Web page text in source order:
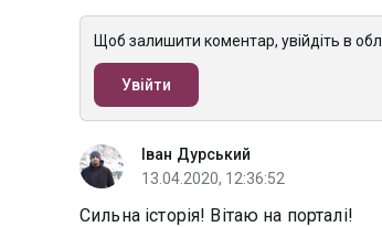
Щоб залишити коментар, увійдіть в
Увійти
Іван Дурський
13.04.2020, 12:36:52
Сильна історія! Вітаю на порталі!